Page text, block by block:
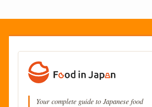
Your complete guide to Japanese food